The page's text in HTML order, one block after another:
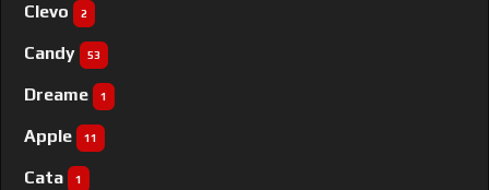
Clevo 2
Candy 53
Dreame 1
Apple 11
Cata 1